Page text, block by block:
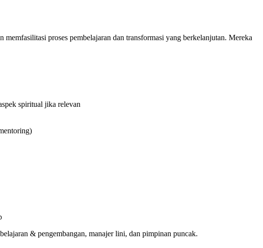
proses pembelajaran dan transformasi yang berkelanjutan. Mereka
spiritual jika relevan
& pengembangan, manajer lini, dan pimpinan puncak.